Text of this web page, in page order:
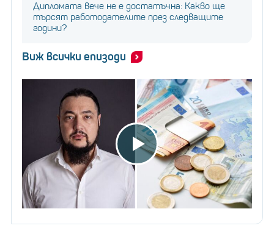
Дипломата вече не е достатъчна: Какво ще
търсят работодателите през следващите
години?
Виж всички епизоди